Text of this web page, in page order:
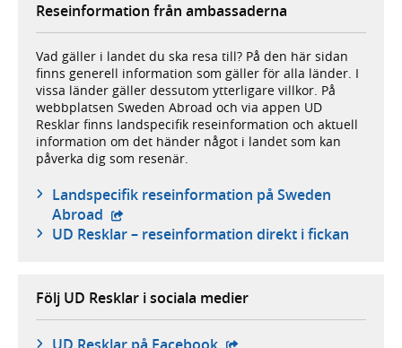
Reseinformation från ambassaderna
Vad gäller i landet du ska resa till? På den här sidan
finns generell information som gäller för alla länder. I
vissa länder gäller dessutom ytterligare villkor. På
webbplatsen Sweden Abroad och via appen UD
Resklar finns landspecifik reseinformation och aktuell
information om det händer något i landet som kan
påverka dig som resenär.
Landspecifik reseinformation på Sweden
Abroad - extern webbplats,
UD Resklar – reseinformation direkt i fickan
Följ UD Resklar i sociala medier
- extern webbplats,